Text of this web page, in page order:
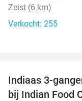
Zeist (6 km)
Verkocht: 255
Indiaas 3-
bij Indian Food